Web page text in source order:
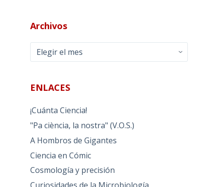
Archivos
Archivos
ENLACES
¡Cuánta Ciencia!
"Pa ciència, la nostra" (V.O.S.)
A Hombros de Gigantes
Ciencia en Cómic
Cosmología y precisión